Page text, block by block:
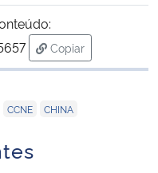
Copiar
para área de
CCNE CHINA